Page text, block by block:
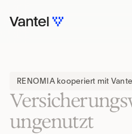
RENOMIA kooperiert mit Vantel
ungenutzt